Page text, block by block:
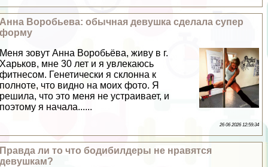
Анна Воробьева: обычная дeвyшка сделала супер
форму
Меня зовут Анна Воробьёва, живу в г.
Харьков, мне 30 лет и я увлекаюсь
фитнесом. Генетически я склонна к
полноте, что видно на моих фото. Я
решила, что это меня не устраивает, и
поэтому я начала......
26 06 2026 12:59:34
Правда ли то что бодибилдеры не нравятся
дeвyшкам?